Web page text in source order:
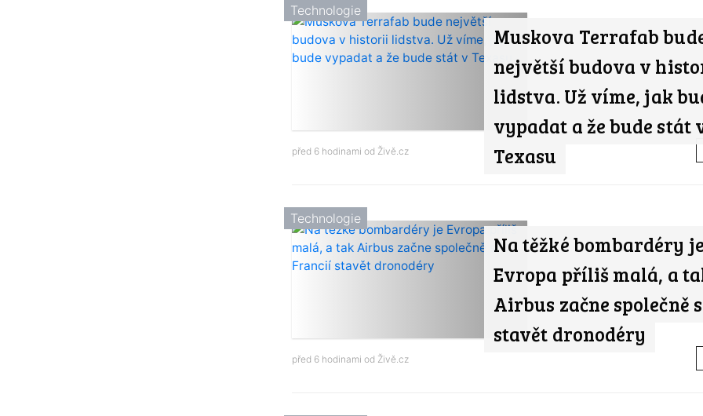
Muskova Terrafab
největší budova v
lidstva. Už víme, jak
vypadat a že bude stát
Texasu
Technologie
před 6 hodinami od Živě.cz
Na těžké bombardéry je
Evropa příliš malá, a
Airbus začne společně
stavět dronodéry
Technologie
před 6 hodinami od Živě.cz